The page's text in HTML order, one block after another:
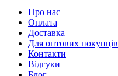
Про нас
Оплата
Доставка
Для оптових покупців
Контакти
Відгуки